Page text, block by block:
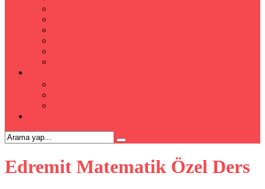
Edremit Matematik Özel Ders